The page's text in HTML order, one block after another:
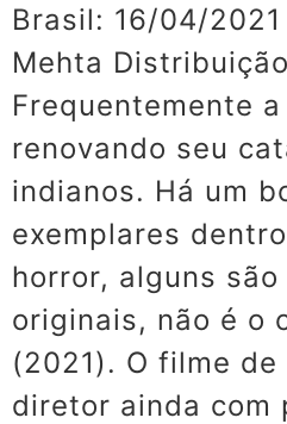
Brasil: 16/04/
Mehta
Frequentemente
renovando seu
indianos. Há um
exemplares
horror, alguns
originais, não é o
(2021). O filme
diretor ainda com